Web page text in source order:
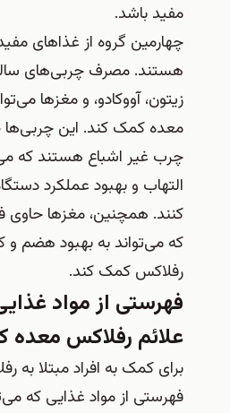
مفید باشد.
چهارمین گروه از غذاهای
هستند. مصرف چربی‌های
زیتون، آووکادو، و مغزها
معده کمک کند. این
چرب غیر اشباع هستند که
التهاب و بهبود عملکرد
کنند. همچنین، مغزها حاوی
که می‌تواند به بهبود هضم
رفلاکس کمک کند.
فهرستی از مواد
علائم رفلاکس
برای کمک به افراد مبتلا به
فهرستی از مواد غذایی که